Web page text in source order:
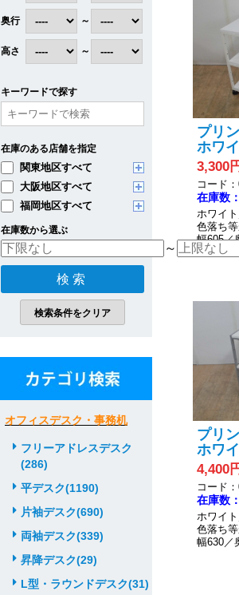
プリ
ホワ
3,300
コード
在庫数
ホワイ
色落ち
幅605／
プリ
ホワ
4,400
コード
在庫数
ホワイ
色落ち
幅630／
奥行 ～
高さ ～
キーワードで探す
在庫のある店舗を指定
関東地区すべて
大阪地区すべて
福岡地区すべて
在庫数から選ぶ
～
オフィスデスク・事務机
フリーアドレスデスク
(286)
平デスク(1190)
片袖デスク(690)
両袖デスク(339)
昇降デスク(29)
L型・ラウンドデスク(31)